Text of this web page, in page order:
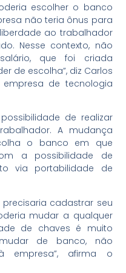
escolher o banco
não teria ônus para
ao trabalhador
Nesse contexto, não
que foi criada
de escolha”, diz Carlos
empresa de tecnologia
de realizar
A mudança
o banco em que
a possibilidade de
via portabilidade de
precisaria cadastrar seu
mudar a qualquer
de chaves é muito
de banco, não
empresa”, afirma o